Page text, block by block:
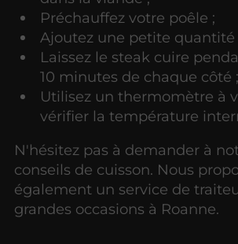
Préchauffez votre poêle ;
Ajoutez une petite quantité
Laissez le steak cuire
10 minutes de chaque côté ;
Utilisez un thermomètre à
vérifier la température
N'hésitez pas à demander à
conseils de cuisson. Nous
également un service de
grandes occasions à Roanne.